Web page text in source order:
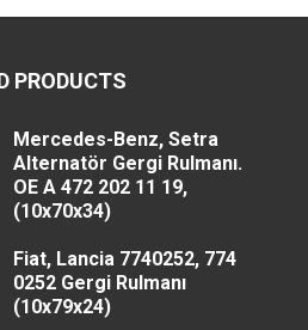
PRODUCTS
Mercedes-Benz, Setra
Alternatör Gergi Rulmanı.
OE A 472 202 11 19,
(10x70x34)
Fiat, Lancia 7740252, 774
0252 Gergi Rulmanı
(10x79x24)